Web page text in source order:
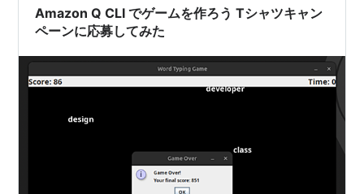
ではツムツムのようなパズルRPGの開発に携わってい…
Amazon Q CLI でゲームを作ろう Tシャツキャン
ペーンに応募してみた